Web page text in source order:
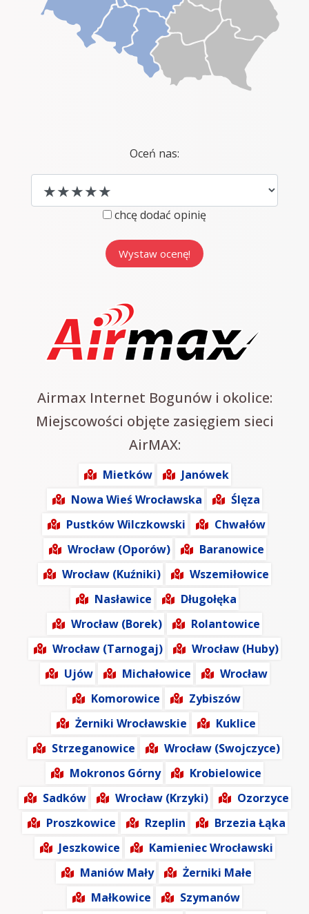
Oceń nas:
chcę dodać opinię
Airmax Internet Bogunów i okolice:
Miejscowości objęte zasięgiem sieci
AirMAX:
Mietków
Janówek
Nowa Wieś Wrocławska
Ślęza
Pustków Wilczkowski
Chwałów
Wrocław (Oporów)
Baranowice
Wrocław (Kuźniki)
Wszemiłowice
Nasławice
Długołęka
Wrocław (Borek)
Rolantowice
Wrocław (Tarnogaj)
Wrocław (Huby)
Ujów
Michałowice
Wrocław
Komorowice
Zybiszów
Żerniki Wrocławskie
Kuklice
Strzeganowice
Wrocław (Swojczyce)
Mokronos Górny
Krobielowice
Sadków
Wrocław (Krzyki)
Ozorzyce
Proszkowice
Rzeplin
Brzezia Łąka
Jeszkowice
Kamieniec Wrocławski
Maniów Mały
Żerniki Małe
Małkowice
Szymanów